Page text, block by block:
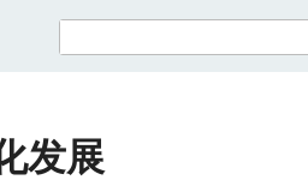
发展